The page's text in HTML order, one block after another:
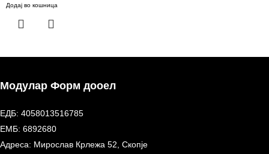
Додај во кошница
Модулар Форм дооел
ЕДБ: 4058013516785
ЕМБ: 6892680
Адреса: Мирослав Крлежа 52, Скопје